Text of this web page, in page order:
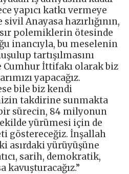
yapıcı katkı vermeye
Anayasa hazırlığının,
polemiklerin ötesinde
inancıyla, bu meselenin
tartışılmasını
Cumhur İttifakı olarak biz
yapacağız.
bile biz kendi
takdirine sunmakta
sürecin, 84 milyonun
yürümesi için de
göstereceğiz. İnşallah
asırdaki yürüyüşüne
sarih, demokratik,
kavuşturacağız.”